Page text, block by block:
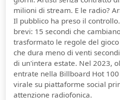
milioni di stream. E le radio?
Il pubblico ha preso il
brevi: 15 secondi che
trasformato le regole del
che dura meno di venti
di un'intera estate. Nel 2023,
entrate nella Billboard Hot
virale su piattaforme social
attenzione radiofonica.